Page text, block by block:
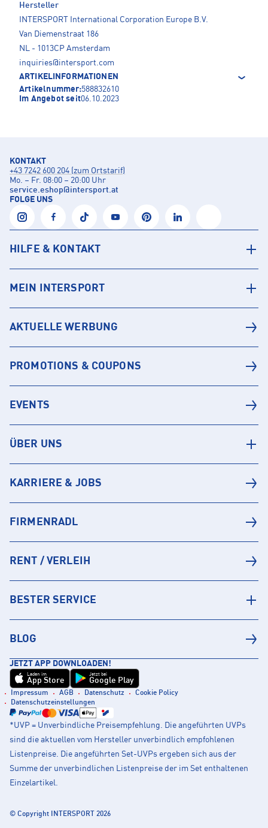
Hersteller
INTERSPORT International Corporation Europe B.V.
Van Diemenstraat 186
NL - 1013CP Amsterdam
inquiries@intersport.com
ARTIKELINFORMATIONEN
Artikelnummer:588832610
Im Angebot seit06.10.2023
KONTAKT
+43 7242 600 204 (zum Ortstarif)
Mo. – Fr. 08:00 – 20:00 Uhr
service.eshop@intersport.at
FOLGE UNS
HILFE & KONTAKT
MEIN INTERSPORT
AKTUELLE WERBUNG
PROMOTIONS & COUPONS
EVENTS
ÜBER UNS
KARRIERE & JOBS
FIRMENRADL
RENT / VERLEIH
BESTER SERVICE
BLOG
JETZT APP DOWNLOADEN!
Laden im
App Store
Jetzt bei
Google Play
Impressum AGB Datenschutz
Cookie Policy
Datenschutzeinstellungen
*UVP = Unverbindliche Preisempfehlung. Die angeführten UVPs
sind die aktuellen vom Hersteller unverbindlich empfohlenen
Listenpreise. Die angeführten Set-UVPs ergeben sich aus der
Summe der unverbindlichen Listenpreise der im Set enthaltenen
Einzelartikel.
© Copyright INTERSPORT 2026